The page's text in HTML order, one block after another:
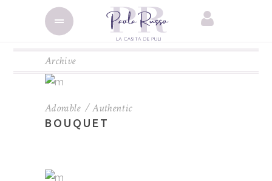
Archive
Adorable Authentic
BOUQUET